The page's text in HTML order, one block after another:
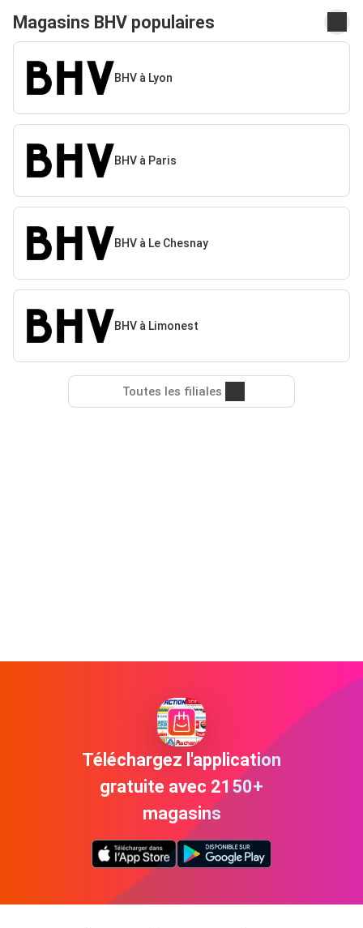
Magasins BHV populaires
BHV à Lyon
BHV à Paris
BHV à Le Chesnay
BHV à Limonest
Toutes les filiales
Téléchargez l'application
gratuite avec 2150+
magasins